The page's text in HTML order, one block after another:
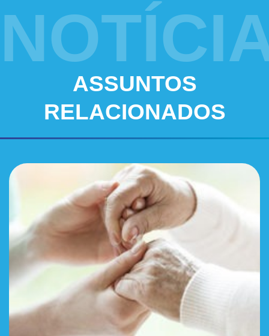
ASSUNTOS
RELACIONADOS